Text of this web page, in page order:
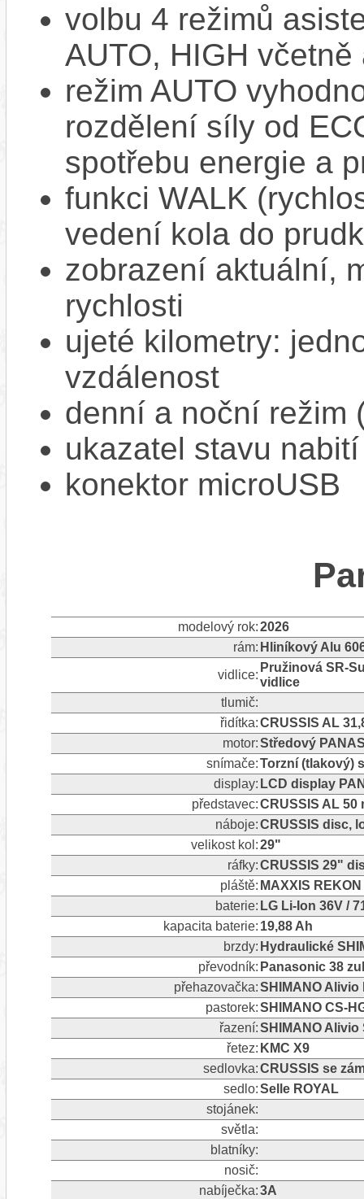
volbu 4 režimů
AUTO, HIGH
režim AUTO
rozdělení síly od
spotřebu energie a
funkci WALK
vedení kola do
zobrazení aktuální,
rychlosti
ujeté kilometry:
vzdálenost
denní a noční režim
ukazatel stavu
konektor microUSB
modelový rok:2026
rám: Hliníkový Alu
vidlice:
Pružinová SR-
vidlice
tlumič:
řidítka:CRUSSIS AL
motor:Středový
snímače:Torzní (tlakový)
display: LCD display
představec:CRUSSIS AL 50
náboje:CRUSSIS disc,
velikost kol:29"
ráfky:CRUSSIS 29"
pláště: MAXXIS
baterie: LG Li-Ion 36V /
kapacita baterie: 19,88 Ah
brzdy: Hydraulické
převodník: Panasonic 38
přehazovačka:SHIMANO Alivio
pastorek:SHIMANO CS-
řazení:SHIMANO Alivio
řetez: KMC X9
sedlovka:CRUSSIS se
sedlo:Selle ROYAL
stojánek:
světla:
blatníky:
nosič:
nabíječka:3A